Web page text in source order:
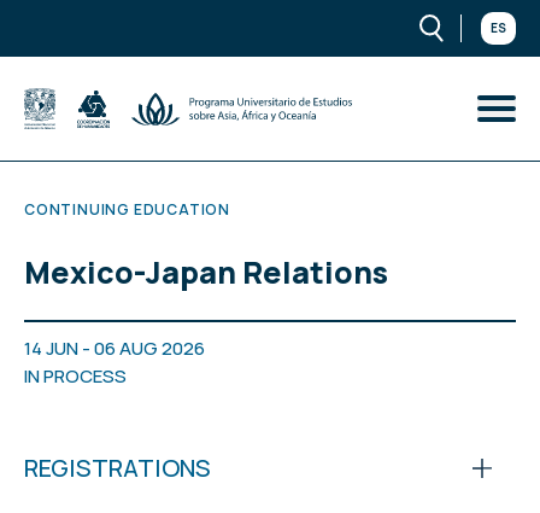
ES
CONTINUING EDUCATION
Mexico-Japan Relations
14 JUN - 06 AUG 2026
IN PROCESS
REGISTRATIONS